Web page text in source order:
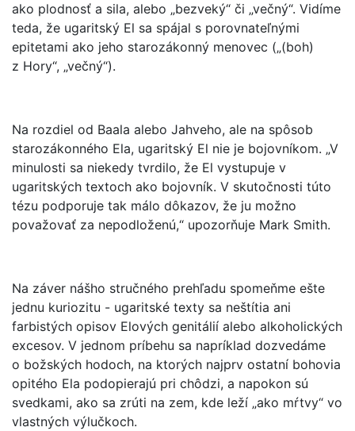
ako plodnosť a sila, alebo „bezveký“ či „večný“. Vidíme
teda, že ugaritský El sa spájal s porovnateľnými
epitetami ako jeho starozákonný menovec („(boh)
z Hory“, „večný“).
Na rozdiel od Baala alebo Jahveho, ale na spôsob
starozákonného Ela, ugaritský El nie je bojovníkom. „V
minulosti sa niekedy tvrdilo, že El vystupuje v
ugaritských textoch ako bojovník. V skutočnosti túto
tézu podporuje tak málo dôkazov, že ju možno
považovať za nepodloženú,“ upozorňuje Mark Smith.
Na záver nášho stručného prehľadu spomeňme ešte
jednu kuriozitu - ugaritské texty sa neštítia ani
farbistých opisov Elových genitálií alebo alkoholických
excesov. V jednom príbehu sa napríklad dozvedáme
o božských hodoch, na ktorých najprv ostatní bohovia
opitého Ela podopierajú pri chôdzi, a napokon sú
svedkami, ako sa zrúti na zem, kde leží „ako mŕtvy“ vo
vlastných výlučkoch.